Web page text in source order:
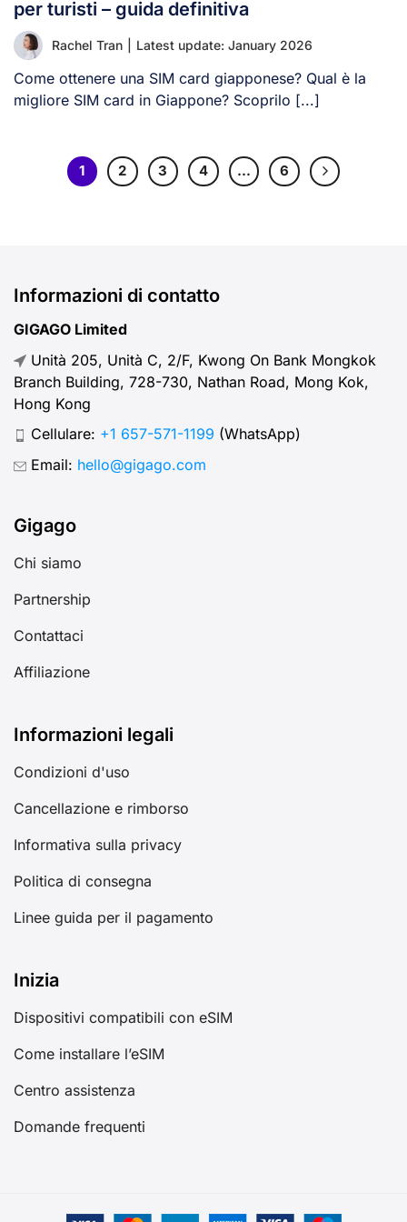
per turisti – guida definitiva
Rachel Tran Latest update: January 2026
Come ottenere una SIM card giapponese? Qual è la
migliore SIM card in Giappone? Scoprilo [...]
1 2 3 4 … 6
Informazioni di contatto
GIGAGO Limited
Unità 205, Unità C, 2/F, Kwong On Bank Mongkok
Branch Building, 728-730, Nathan Road, Mong Kok,
Hong Kong
Cellulare: +1 657-571-1199 (WhatsApp)
Email: hello@gigago.com
Gigago
Chi siamo
Partnership
Contattaci
Affiliazione
Informazioni legali
Condizioni d'uso
Cancellazione e rimborso
Informativa sulla privacy
Politica di consegna
Linee guida per il pagamento
Inizia
Dispositivi compatibili con eSIM
Come installare l’eSIM
Centro assistenza
Domande frequenti